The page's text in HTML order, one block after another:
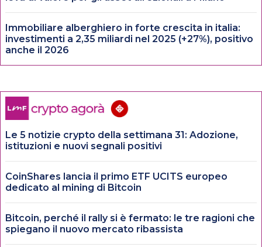
Immobiliare alberghiero in forte crescita in italia:
investimenti a 2,35 miliardi nel 2025 (+27%), positivo
anche il 2026
Le 5 notizie crypto della settimana 31: Adozione,
istituzioni e nuovi segnali positivi
CoinShares lancia il primo ETF UCITS europeo
dedicato al mining di Bitcoin
Bitcoin, perché il rally si è fermato: le tre ragioni che
spiegano il nuovo mercato ribassista